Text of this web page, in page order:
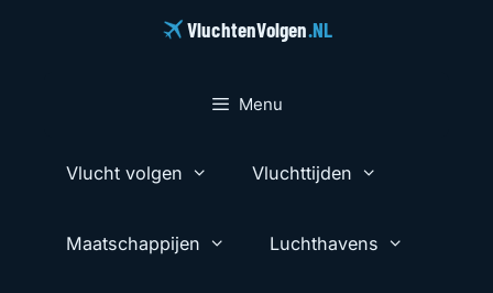
VluchtenVolgen.NL
Menu
Vlucht volgen Vluchttijden
Maatschappijen Luchthavens